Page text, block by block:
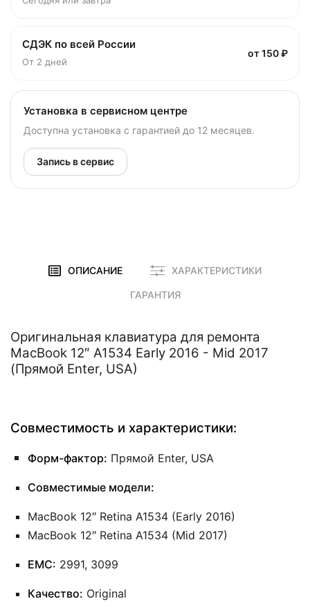
СДЭК по всей России
От 2 дней
от 150 ₽
Установка в сервисном центре
Доступна установка с гарантией до 12 месяцев.
Запись в сервис
ОПИСАНИЕ ХАРАКТЕРИСТИКИ
ГАРАНТИЯ
Оригинальная клавиатура для ремонта
MacBook 12″ A1534 Early 2016 - Mid 2017
(Прямой Enter, USA)
Совместимость и характеристики:
Форм-фактор: Прямой Enter, USA
Совместимые модели:
MacBook 12″ Retina A1534 (Early 2016)
MacBook 12″ Retina A1534 (Mid 2017)
EMC: 2991, 3099
Качество: Original